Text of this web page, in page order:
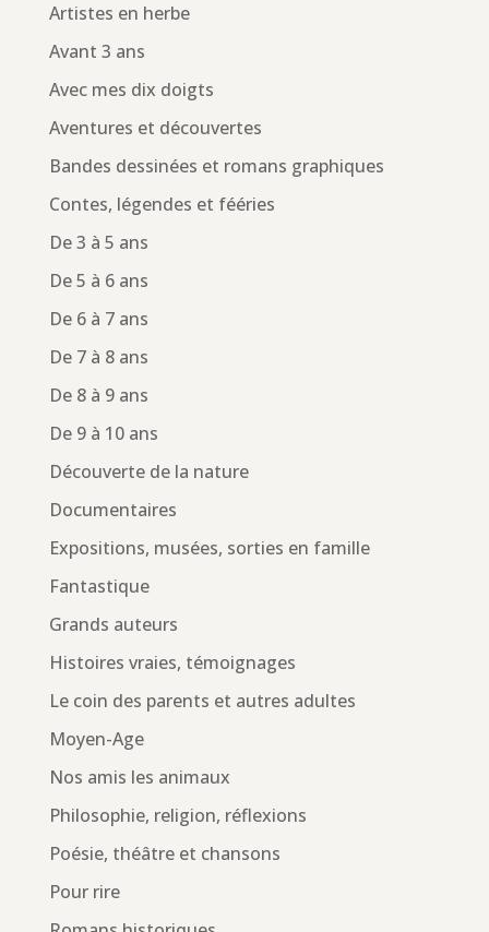
Artistes en herbe
Avant 3 ans
Avec mes dix doigts
Aventures et découvertes
Bandes dessinées et romans graphiques
Contes, légendes et fééries
De 3 à 5 ans
De 5 à 6 ans
De 6 à 7 ans
De 7 à 8 ans
De 8 à 9 ans
De 9 à 10 ans
Découverte de la nature
Documentaires
Expositions, musées, sorties en famille
Fantastique
Grands auteurs
Histoires vraies, témoignages
Le coin des parents et autres adultes
Moyen-Age
Nos amis les animaux
Philosophie, religion, réflexions
Poésie, théâtre et chansons
Pour rire